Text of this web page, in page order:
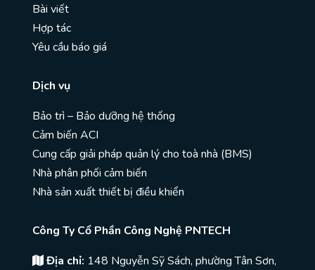
Bài viết
Hợp tác
Yêu cầu báo giá
Dịch vụ
Bảo trì – Bảo dưỡng hệ thống
Cảm biến ACI
Cung cấp giải pháp quản lý cho toà nhà (BMS)
Nhà phân phối cảm biến
Nhà sản xuất thiết bị điều khiển
Công Ty Cổ Phần Công Nghệ PNTECH
Địa chỉ: 148 Nguyễn Sỹ Sách, phường Tân Sơn,